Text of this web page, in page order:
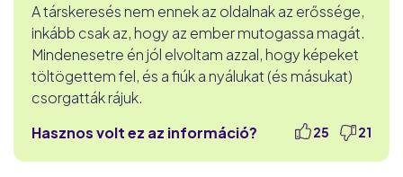
A társkeresés nem ennek az oldalnak az erőssége,
inkább csak az, hogy az ember mutogassa magát.
Mindenesetre én jól elvoltam azzal, hogy képeket
töltögettem fel, és a fiúk a nyálukat (és másukat)
csorgatták rájuk.
Hasznos volt ez az információ?
25 21